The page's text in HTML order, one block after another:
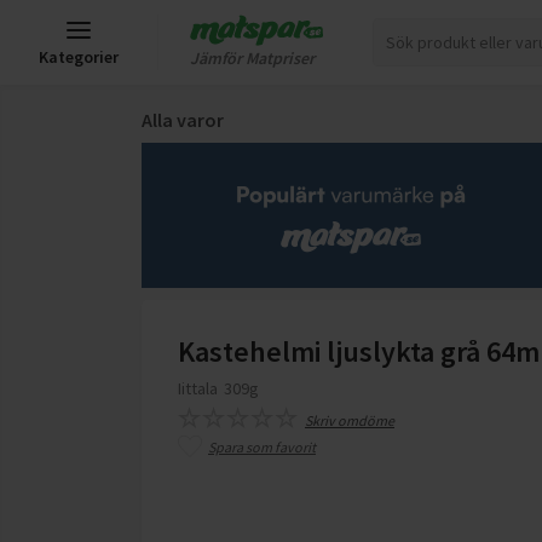
Kategorier Jämför Matpriser
Alla varor
Kastehelmi ljuslykta grå
Iittala 309g
Skriv omdöme
Spara som favorit